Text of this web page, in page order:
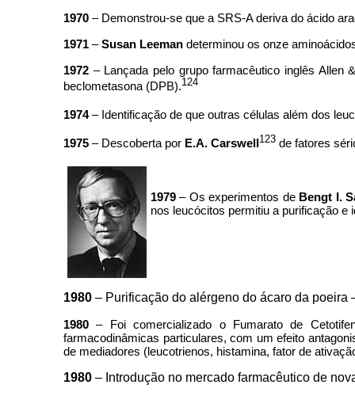
1970 – Demonstrou-se que a SRS-A deriva do ácido
1971 –Susan Leeman determinou os onze
1972 – Lançada pelo grupo farmacêutico inglês Allen
beclometasona (DPB).124
1974– Identificação de que outras células além dos
1975 – Descoberta por E.A. Carswell123 de fatores
1979– Os experimentos de Bengt I.
nos leucócitos permitiu a purificação e
1980 – Purificação do alérgeno do ácaro da poeira
1980 – Foi comercializado o Fumarato de
farmacodinâmicas particulares, com um efeito
de mediadores (leucotrienos, histamina, fator de
1980 – Introdução no mercado farmacêutico de